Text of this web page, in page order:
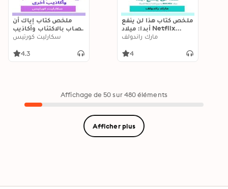
ملخص كتاب إياك أن
تصاب بالاكتئاب وأكاذيب
أخرى
سكارليت كورتيس
4.3
ملخص كتاب هذا لن ينفع
أبدا: ميلاد Netflix
وخروج فكرة مذهلة
مارك راندولف
4
Affichage de 50 sur 480 éléments
Afficher plus